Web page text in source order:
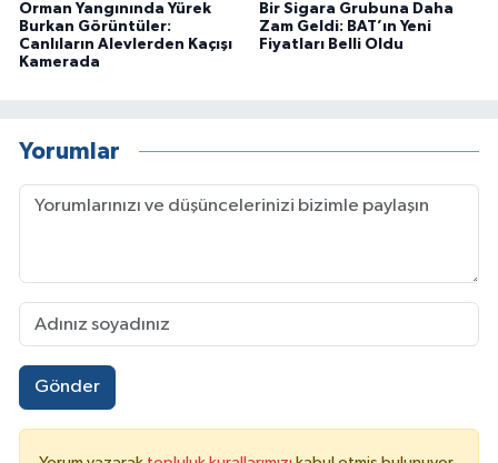
Orman Yangınında Yürek
Burkan Görüntüler:
Canlıların Alevlerden Kaçışı
Kamerada
Bir Sigara Grubuna Daha
Zam Geldi: BAT’ın Yeni
Fiyatları Belli Oldu
Yorumlar
Gönder